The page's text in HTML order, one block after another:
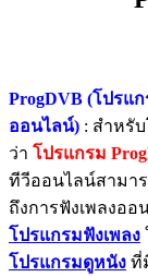
ProgDVB (โปรแ
ออนไลน์) : สำหรั
ว่า โปรแกรม
ทีวีออนไลน์สามาร
ถึงการฟังเพลงอ
โปรแกรมฟังเพลง
โปรแกรมดูหนัง ที่